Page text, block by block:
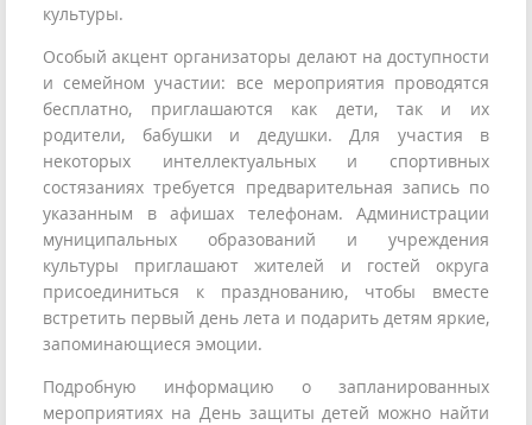
культуры.
Особый акцент организаторы делают на доступности
и семейном участии: все мероприятия проводятся
бесплатно, приглашаются как дети, так и их
родители, бабушки и дедушки. Для участия в
некоторых интеллектуальных и спортивных
состязаниях требуется предварительная запись по
указанным в афишах телефонам. Администрации
муниципальных образований и учреждения
культуры приглашают жителей и гостей округа
присоединиться к празднованию, чтобы вместе
встретить первый день лета и подарить детям яркие,
запоминающиеся эмоции.
Подробную информацию о запланированных
мероприятиях на День защиты детей можно найти